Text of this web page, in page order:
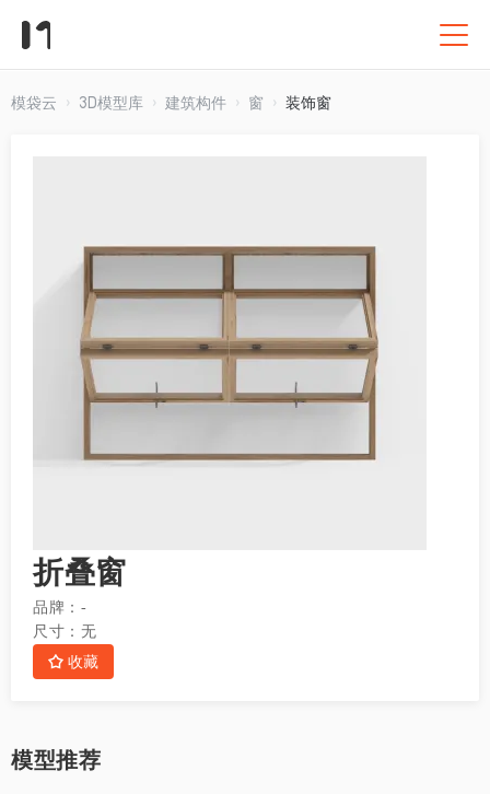
模袋云 3D模型库 建筑构件 窗 装饰窗
折叠窗
品牌： -
尺寸： 无
收藏
模型推荐